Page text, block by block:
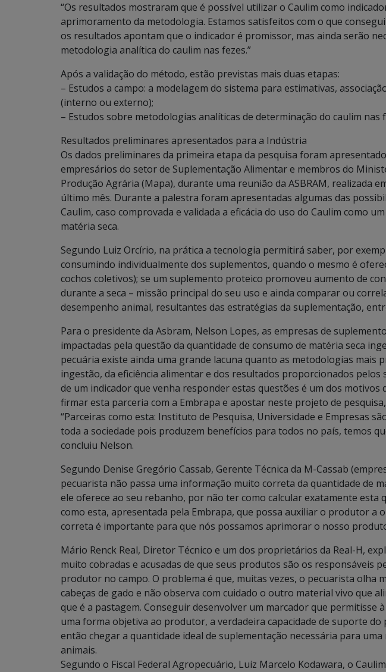
“Os resultados mostraram que é possível utilizar o Caulim como
aprimoramento da metodologia. Estamos satisfeitos com o que
os resultados apontam que o indicador é promissor, mas ainda serão
metodologia analítica do caulim nas fezes.”
Após a validação do método, estão previstas mais duas etapas:
– Estudos a campo: a modelagem do sistema para estimativas,
(interno ou externo);
– Estudos sobre metodologias analíticas de determinação do caulim nas
Resultados preliminares apresentados para a Indústria
Os dados preliminares da primeira etapa da pesquisa foram
empresários do setor de Suplementação Alimentar e membros do
Produção Agrária (Mapa), durante uma reunião da ASBRAM, realizada
último mês. Durante a palestra foram apresentadas algumas das
Caulim, caso comprovada e validada a eficácia do uso do Caulim como
matéria seca.
Segundo Luiz Orcírio, na prática a tecnologia permitirá saber, por
consumindo individualmente dos suplementos, quando o mesmo é
cochos coletivos); se um suplemento proteico promoveu aumento de
durante a seca – missão principal do seu uso e ainda comparar ou
desempenho animal, resultantes das estratégias da suplementação,
Para o presidente da Asbram, Nelson Lopes, as empresas de
impactadas pela questão da quantidade de consumo de matéria seca
pecuária existe ainda uma grande lacuna quanto as metodologias mais
ingestão, da eficiência alimentar e dos resultados proporcionados pelos
de um indicador que venha responder estas questões é um dos motivos
firmar esta parceria com a Embrapa e apostar neste projeto de
“Parceiras como esta: Instituto de Pesquisa, Universidade e Empresas
toda a sociedade pois produzem benefícios para todos no país, temos
concluiu Nelson.
Segundo Denise Gregório Cassab, Gerente Técnica da M-Cassab
pecuarista não passa uma informação muito correta da quantidade de
ele oferece ao seu rebanho, por não ter como calcular exatamente esta
como esta, apresentada pela Embrapa, que possa auxiliar o produtor a
correta é importante para que nós possamos aprimorar o nosso
Mário Renck Real, Diretor Técnico e um dos proprietários da Real-H,
muito cobradas e acusadas de que seus produtos são os responsáveis
produtor no campo. O problema é que, muitas vezes, o pecuarista olha
cabeças de gado e não observa com cuidado o outro material vivo que
que é a pastagem. Conseguir desenvolver um marcador que permitisse
uma forma objetiva ao produtor, a verdadeira capacidade de suporte
então chegar a quantidade ideal de suplementação necessária para
animais.
Segundo o Fiscal Federal Agropecuário, Luiz Marcelo Kodawara, o